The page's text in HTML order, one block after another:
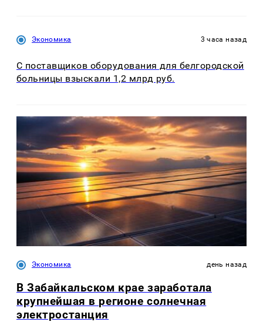
Экономика 3 часа назад
С поставщиков оборудования для белгородской
больницы взыскали 1,2 млрд руб.
Экономика день назад
В Забайкальском крае заработала
крупнейшая в регионе солнечная
электростанция